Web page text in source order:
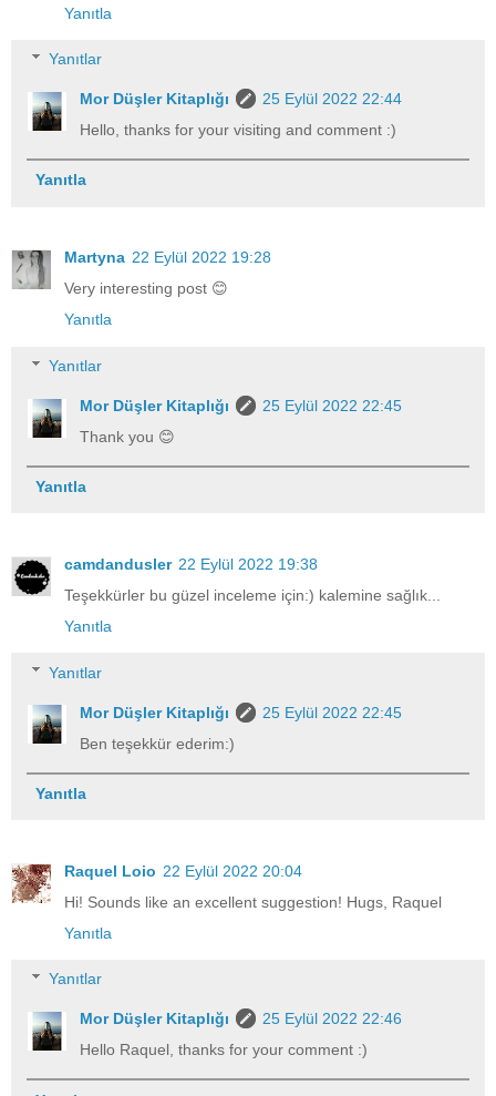
Yanıtla
Yanıtlar
Mor Düşler Kitaplığı
25 Eylül 2022 22:44
Hello, thanks for your visiting and comment :)
Yanıtla
Martyna 22 Eylül 2022 19:28
Very interesting post 😊
Yanıtla
Yanıtlar
Mor Düşler Kitaplığı
25 Eylül 2022 22:45
Thank you 😊
Yanıtla
camdandusler 22 Eylül 2022 19:38
Teşekkürler bu güzel inceleme için:) kalemine sağlık...
Yanıtla
Yanıtlar
Mor Düşler Kitaplığı
25 Eylül 2022 22:45
Ben teşekkür ederim:)
Yanıtla
Raquel Loio 22 Eylül 2022 20:04
Hi! Sounds like an excellent suggestion! Hugs, Raquel
Yanıtla
Yanıtlar
Mor Düşler Kitaplığı
25 Eylül 2022 22:46
Hello Raquel, thanks for your comment :)